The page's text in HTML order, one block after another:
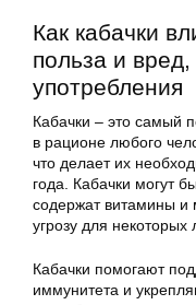
Как кабачки
польза и
употребления
Кабачки – это самый
в рационе любого
что делает их
года. Кабачки могут
содержат витамины и
угрозу для некоторых
Кабачки помогают
иммунитета и